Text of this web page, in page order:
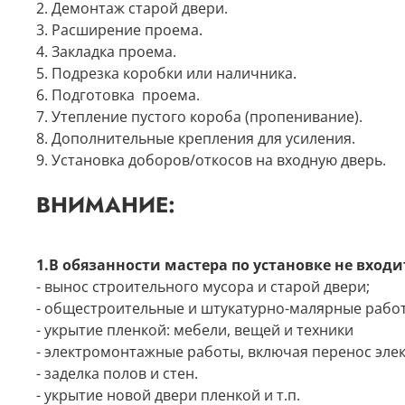
2. Демонтаж старой двери.
3. Расширение проема.
4. Закладка проема.
5. Подрезка коробки или наличника.
6. Подготовка проема.
7. Утепление пустого короба (пропенивание).
8. Дополнительные крепления для усиления.
9. Установка доборов/откосов на входную дверь.
ВНИМАНИЕ:
1.В обязанности мастера по установке не
- вынос строительного мусора и старой двери;
- общестроительные и штукатурно-малярные
- укрытие пленкой: мебели, вещей и техники
- электромонтажные работы, включая перенос
- заделка полов и стен.
- укрытие новой двери пленкой и т.п.